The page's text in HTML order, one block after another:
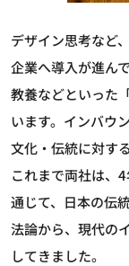
デザイン思考など
企業へ導入が進ん
教養などといった
います。インバウ
文化・伝統に対す
これまで両社は、
通じて、日本の伝
法論から、現代の
してきました。